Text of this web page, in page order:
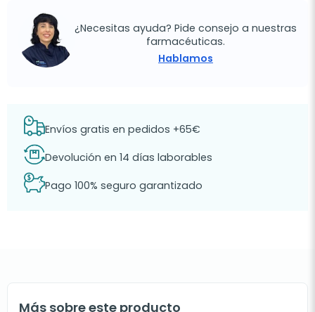
¿Necesitas ayuda? Pide consejo a nuestras
farmacéuticas.
Hablamos
Envíos gratis en pedidos +65€
Devolución en 14 días laborables
Pago 100% seguro garantizado
Más sobre este producto